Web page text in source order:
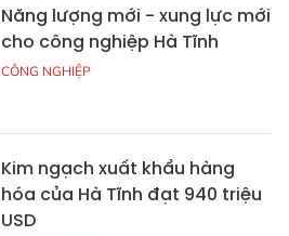
Năng lượng mới - xung lực mới
cho công nghiệp Hà Tĩnh
CÔNG NGHIỆP
Kim ngạch xuất khẩu hàng
hóa của Hà Tĩnh đạt 940 triệu
USD